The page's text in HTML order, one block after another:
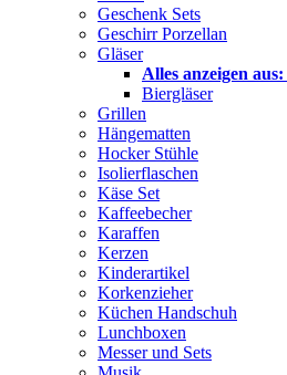
Geschenk Sets
Geschirr Porzellan
Gläser
Alles anzeigen aus:
Biergläser
Grillen
Hängematten
Hocker Stühle
Isolierflaschen
Käse Set
Kaffeebecher
Karaffen
Kerzen
Kinderartikel
Korkenzieher
Küchen Handschuh
Lunchboxen
Messer und Sets